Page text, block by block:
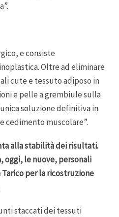
e consiste
Oltre ad eliminare
cute e tessuto adiposo in
e pelle a grembiule sulla
soluzione definitiva in
cedimento muscolare”.
alla stabilità dei risultati.
oggi, le nuove, personali
per la ricostruzione
staccati dei tessuti